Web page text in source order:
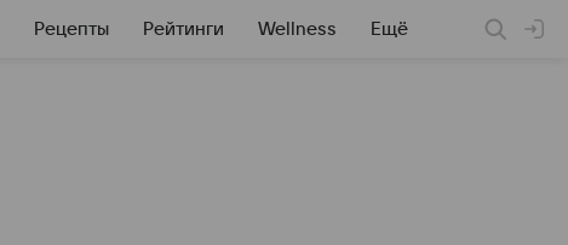
Рецепты Рейтинги Wellness Ещё